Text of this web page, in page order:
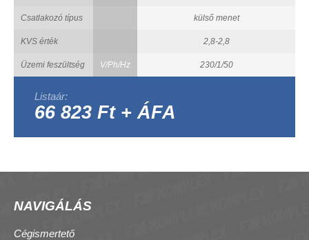
Csatlakozó típus külső menet
KVS érték 2,8-2,8
Üzemi feszültség V/Ph/Hz 230/1/50
Listaár:
66 823 Ft + ÁFA
NAVIGÁLÁS
Cégismertető